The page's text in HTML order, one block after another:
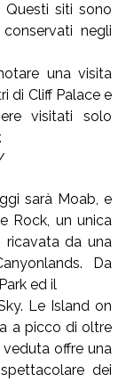
siti sono
negli
una visita
di Cliff Palace e
visitati solo
sarà Moab, e
Rock, un unica
ricavata da una
Da
ed il
Le Island on
a picco di oltre
offre una
dei